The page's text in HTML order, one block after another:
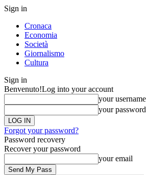
Sign in
Cronaca
Economia
Società
Giornalismo
Cultura
Sign in
Benvenuto!Log into your account
your username
your password
Forgot your password?
Password recovery
Recover your password
your email